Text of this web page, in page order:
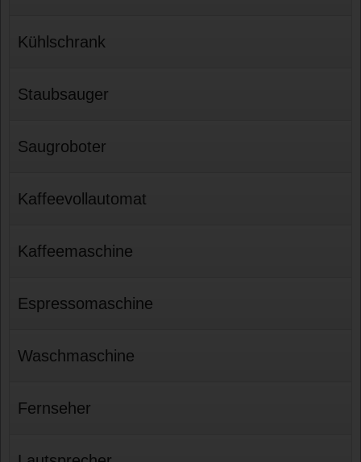
Kühlschrank
Staubsauger
Saugroboter
Kaffeevollautomat
Kaffeemaschine
Espressomaschine
Waschmaschine
Fernseher